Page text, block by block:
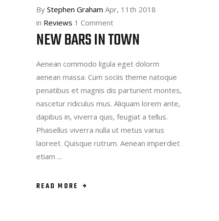
By Stephen Graham Apr, 11th 2018
in Reviews 1 Comment
NEW BARS IN TOWN
Aenean commodo ligula eget dolorm
aenean massa. Cum sociis theme natoque
penatibus et magnis dis parturient montes,
nascetur ridiculus mus. Aliquam lorem ante,
dapibus in, viverra quis, feugiat a tellus.
Phasellus viverra nulla ut metus varius
laoreet. Quisque rutrum. Aenean imperdiet
etiam
READ MORE